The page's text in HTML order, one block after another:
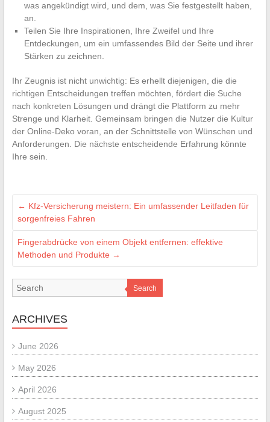
was angekündigt wird, und dem, was Sie festgestellt haben,
an.
Teilen Sie Ihre Inspirationen, Ihre Zweifel und Ihre
Entdeckungen, um ein umfassendes Bild der Seite und ihrer
Stärken zu zeichnen.
Ihr Zeugnis ist nicht unwichtig: Es erhellt diejenigen, die die
richtigen Entscheidungen treffen möchten, fördert die Suche
nach konkreten Lösungen und drängt die Plattform zu mehr
Strenge und Klarheit. Gemeinsam bringen die Nutzer die Kultur
der Online-Deko voran, an der Schnittstelle von Wünschen und
Anforderungen. Die nächste entscheidende Erfahrung könnte
Ihre sein.
← Kfz-Versicherung meistern: Ein umfassender Leitfaden für
sorgenfreies Fahren
Fingerabdrücke von einem Objekt entfernen: effektive
Methoden und Produkte →
Search
ARCHIVES
June 2026
May 2026
April 2026
August 2025